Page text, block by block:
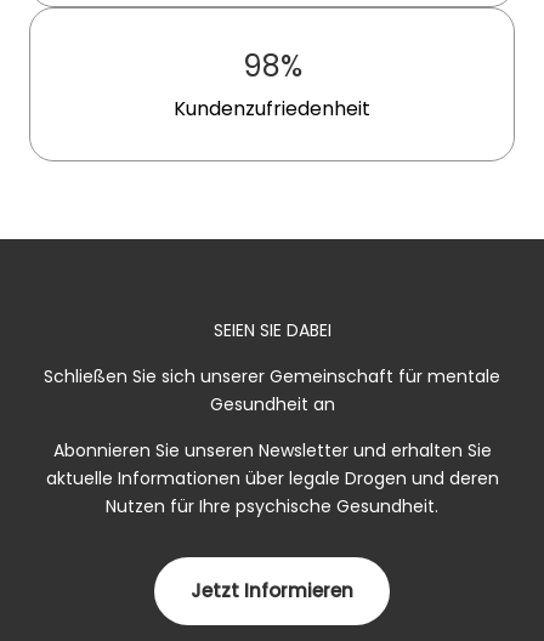
98%
Kundenzufriedenheit
SEIEN SIE DABEI
Schließen Sie sich unserer Gemeinschaft für mentale
Gesundheit an
Abonnieren Sie unseren Newsletter und erhalten Sie
aktuelle Informationen über legale Drogen und deren
Nutzen für Ihre psychische Gesundheit.
Jetzt Informieren